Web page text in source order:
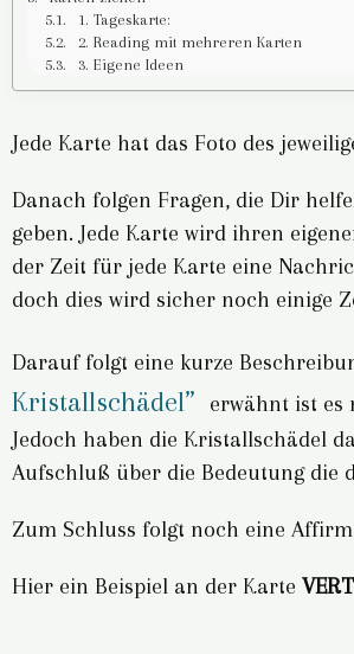
1. Tageskarte:
2. Reading mit mehreren Karten
3. Eigene Ideen
Jede Karte hat das Foto des
Danach folgen Fragen, die Dir
geben. Jede Karte wird ihren
der Zeit für jede Karte eine
doch dies wird sicher noch einige
Darauf folgt eine kurze
Kristallschädel”
erwähnt ist es
Jedoch haben die Kristallschädel
Aufschluß über die Bedeutung die
Zum Schluss folgt noch eine
Hier ein Beispiel an der Karte